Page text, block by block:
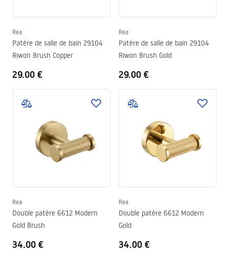
Rea
Patère de salle de bain 29104
Riwon Brush Copper
29.00 €
Rea
Patère de salle de bain 29104
Riwon Brush Gold
29.00 €
Rea
Double patère 6612 Modern
Gold Brush
34.00 €
Rea
Double patère 6612 Modern
Gold
34.00 €